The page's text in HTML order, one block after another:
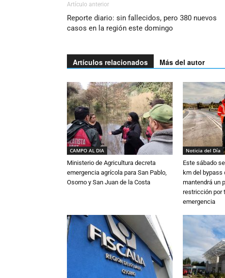
Artículo anterior
Reporte diario: sin fallecidos, pero 380 nuevos
casos en la región este domingo
Artículos relacionados Más del autor
CAMPO AL DIA
Ministerio de Agricultura decreta
emergencia agrícola para San Pablo,
Osorno y San Juan de la Costa
Noticia del Día
Este sábado
km del bypass
mantendrá un
restricción por
emergencia